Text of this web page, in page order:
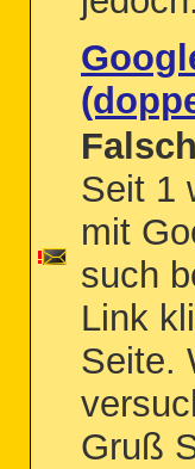
Seit 1
mit
such
Link
Seite.
Gruß